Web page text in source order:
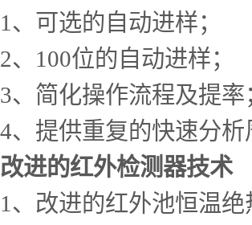
1、可选的自动进样；
2、100位的自动进样；
3、简化操作流程及提率
4、提供重复的快速分
改进的红外检测器技术
1、改进的红外池恒温